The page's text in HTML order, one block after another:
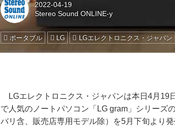
2022-04-19
Stereo Sound ONLINE-y
ポータブル LG LGエレクトロニクス・ジャパン
LGエレクトロニクス・ジャパンは本日4月19
で人気のノートパソコン「LG gram」シリーズ
バリ含、販売店専用モデル除）を5月下旬より